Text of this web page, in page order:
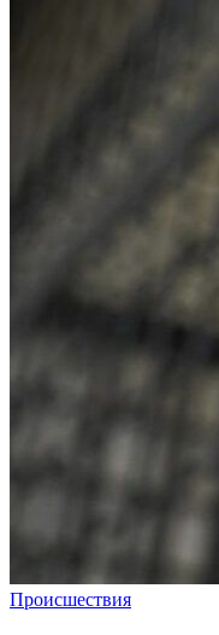
Происшествия